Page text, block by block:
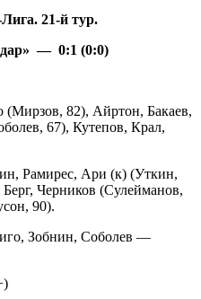
21-й тур.
— 0:1 (0:0)
82), Айртон, Бакаев,
67), Кутепов, Крал,
Рамирес, Ари (к) (Уткин,
Черников (Сулейманов,
90).
Зобнин, Соболев —